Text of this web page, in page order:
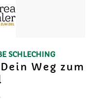
SCHLECHING
Weg zum